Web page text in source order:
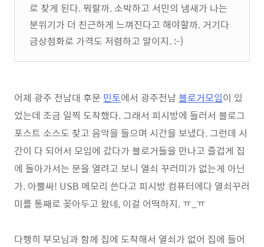
로 찾게 된다. 뭐랄까. 소박하고 서민의 냄새가 나는
분위기가 더 친근하게 느껴진다고 해야할까. 거기다
금상첨화로 가격도 저렴하고 말이지. :-)
어제 광주 전남대 후문 민토에서 광주전남 블로거모임이 있
었는데 조금 일찍 도착했다. 그래서 피시방에 들러서 블로그
포스트 소스도 찾고 음악을 들으며 시간을 보냈다. 그런데 시
간이 다 되어서 모임에 갔다가 블로거들을 만나고 즐겁게 집
에 돌아가서는 문을 열려고 보니 열쇠 꾸러미가 없는게 아닌
가. 아뿔싸! USB 메모리 쓴다고 피시방 컴퓨터에다 열쇠꾸러
미를 통째로 꽂아두고 왔네, 이걸 어떡하지. ㅠ_ㅠ
다행히 부모님과 함께 집에 도착해서 열쇠가 없어 집에 들어